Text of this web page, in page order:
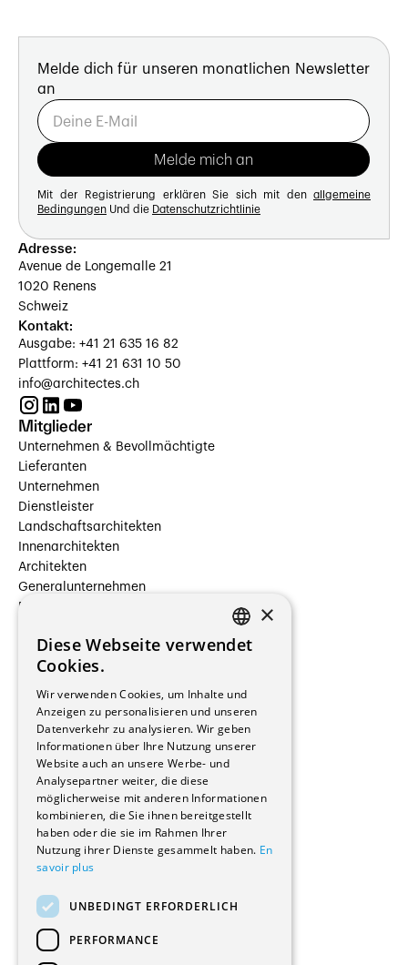
Melde dich für unseren monatlichen Newsletter
an
Mit der Registrierung erklären Sie sich mit den allgemeine
Bedingungen Und die Datenschutzrichtlinie
Adresse:
Avenue de Longemalle 21
1020 Renens
Schweiz
Kontakt:
Ausgabe: +41 21 635 16 82
Plattform: +41 21 631 10 50
info@architectes.ch
Mitglieder
Unternehmen & Bevollmächtigte
Lieferanten
Unternehmen
Dienstleister
Landschaftsarchitekten
Innenarchitekten
Architekten
Generalunternehmen
Beauftragte Unternehmen
Hersteller/Lieferanten
Bauherrschaften
Immobilienverwaltungsgesellschaften
Stockwerkeigentum
Reportagen
Wohnungen
Renovierungen
Innere Umbauten
Gastgewerbe und Tourismus
Verwaltungsgebäude und Geschäfte
Schuleinrichtungen
Medizinische Einrichtungen
Kultur - Sport - Freizeit
Industrie - Handwerk
Transport und Parkplätze
FRENCH
×
Diese Webseite verwendet
Cookies.
Wir verwenden Cookies, um Inhalte und
Anzeigen zu personalisieren und unseren
Datenverkehr zu analysieren. Wir geben
Informationen über Ihre Nutzung unserer
Website auch an unsere Werbe- und
Analysepartner weiter, die diese
möglicherweise mit anderen Informationen
kombinieren, die Sie ihnen bereitgestellt
haben oder die sie im Rahmen Ihrer
Nutzung ihrer Dienste gesammelt haben. En
savoir plus
UNBEDINGT ERFORDERLICH
PERFORMANCE